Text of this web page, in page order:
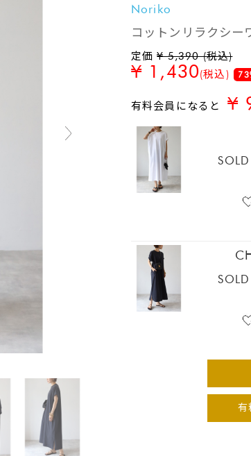
Noriko
コットンリラクシー
定価¥ 5,390 (税込)
¥ 1,430(税込)
有料会員になると¥
有